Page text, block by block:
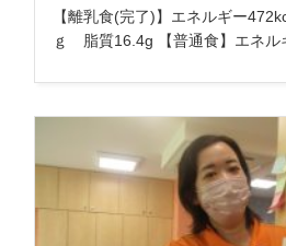
【離乳食(完了)】エネルギー
ｇ 脂質16.4g 【普通食】エネル